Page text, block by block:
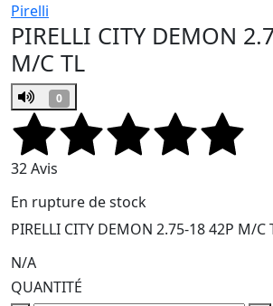
Pirelli
PIRELLI CITY DEMON
M/C TL
0
32 Avis
En rupture de stock
PIRELLI CITY DEMON 2.75-18 42P M/C
N/A
QUANTITÉ